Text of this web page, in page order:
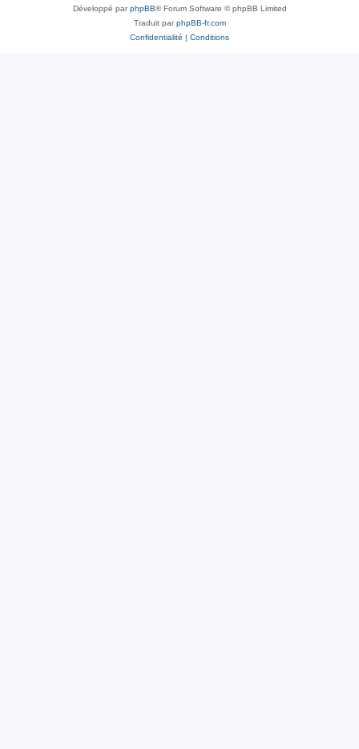
Développé parphpBB® Forum Software © phpBB Limited
Traduit parphpBB-fr.com
Confidentialité | Conditions